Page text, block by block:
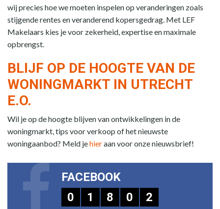
wij precies hoe we moeten inspelen op veranderingen zoals
stijgende rentes en veranderend kopersgedrag. Met LEF
Makelaars kies je voor zekerheid, expertise en maximale
opbrengst.
BLIJF OP DE HOOGTE VAN DE
WONINGMARKT IN UTRECHT
E.O.
Wil je op de hoogte blijven van ontwikkelingen in de
woningmarkt, tips voor verkoop of het nieuwste
woningaanbod? Meld jehieraan voor onze nieuwsbrief!
FACEBOOK
0
1 8 0 2